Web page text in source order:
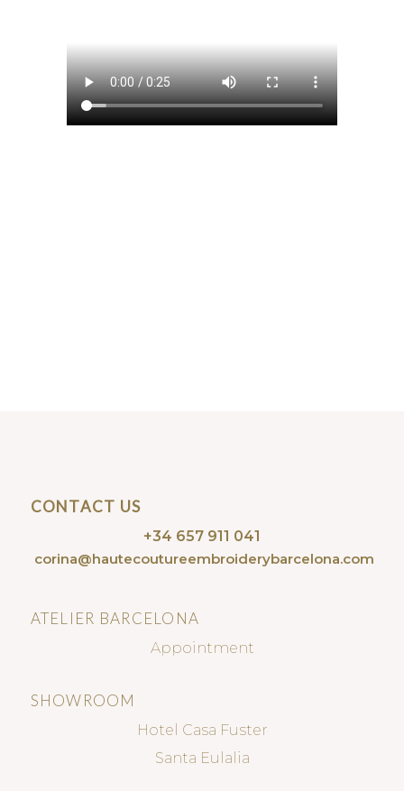
CONTACT US
+34 657 911 041
corina@hautecoutureembroiderybarcelona.com
ATELIER BARCELONA
Appointment
SHOWROOM
Hotel Casa Fuster
Santa Eulalia